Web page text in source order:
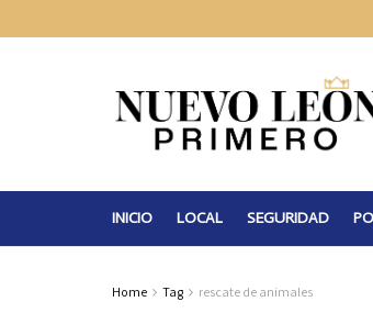
INICIO LOCAL SEGURIDAD
Home Tag rescate de animales